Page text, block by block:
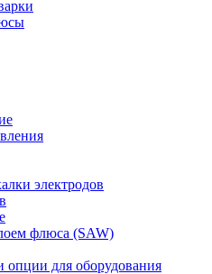
электродов
флюса (SAW)
для оборудования